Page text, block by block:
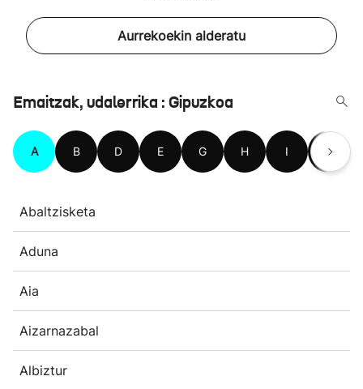
Aurrekoekin alderatu
Emaitzak, udalerrika : Gipuzkoa
A B D E G H I L
Abaltzisketa
Aduna
Aia
Aizarnazabal
Albiztur